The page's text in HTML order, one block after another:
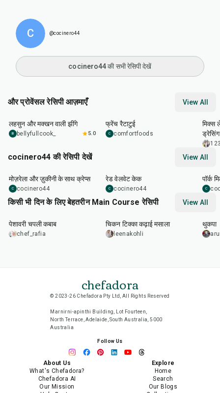
C @cocinero44
cocinero44 की सभी रेसिपी देखें
और प्रोवेंसल रेसिपी आज़माएँ View All
25 min
लहसुन और मक्खन वाली झींगे
B bellyfullcook_ 5.0
फ्रेंच रैटाटुई
C comfortfoods
मिक्स
ड्रेसिंग
cocinero44 की रेसिपी देखें View All
मोज़रेला और ज़ुकीनी के साथ क्रेप्स
C cocinero44
रेड वेलवेट केक
C cocinero44
पॉर्क
C
किसी भी दिन के लिए बेहतरीन Main Course रेसिपी View All
50
पेशावरी चपली कबाब
chef_rafia
चिकन टिक्का कढ़ाई मसाला
leenakohli
थुकपा
chefadora
© 2023-26 Chefadora Pty Ltd, All Rights Reserved
Marnirni-apinthi Building, Lot Fourteen,
North Terrace, Adelaide, South Australia, 5000
Australia
Follow Us
About Us
What's Chefadora?
Chefadora AI
Our Mission
Explore
Home
Search
Our Blogs